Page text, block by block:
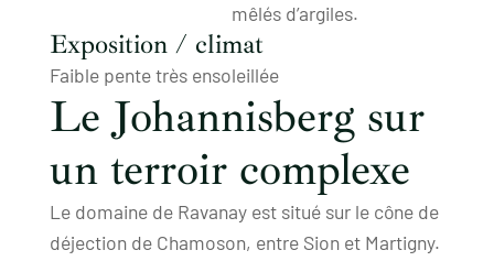
mêlés d’argiles.
Exposition / climat
Faible pente très ensoleillée
Le Johannisberg sur
un terroir complexe
Le domaine de Ravanay est situé sur le cône de
déjection de Chamoson, entre Sion et Martigny.